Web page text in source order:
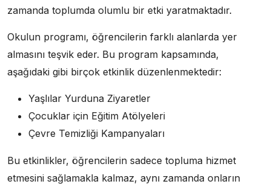
zamanda toplumda olumlu bir etki yaratmaktadır.
Okulun programı, öğrencilerin farklı alanlarda yer
almasını teşvik eder. Bu program kapsamında,
aşağıdaki gibi birçok etkinlik düzenlenmektedir:
Yaşlılar Yurduna Ziyaretler
Çocuklar için Eğitim Atölyeleri
Çevre Temizliği Kampanyaları
Bu etkinlikler, öğrencilerin sadece topluma hizmet
etmesini sağlamakla kalmaz, aynı zamanda onların